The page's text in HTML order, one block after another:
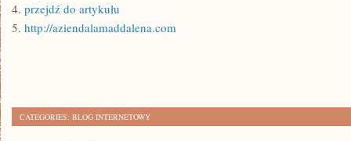
4. przejdź do artykułu
5. http://aziendalamaddalena.com
CATEGORIES: BLOG INTERNETOWY